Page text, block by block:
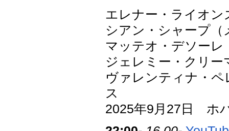
エレナー・ライオン
シアン・シャープ（
マッテオ・デソーレ
ジェレミー・クリ
ヴァレンティナ・
ス
2025年9月27日 ホ